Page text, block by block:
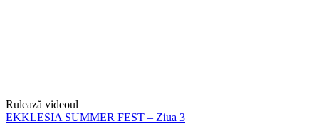
Rulează videoul
EKKLESIA SUMMER FEST – Ziua 3